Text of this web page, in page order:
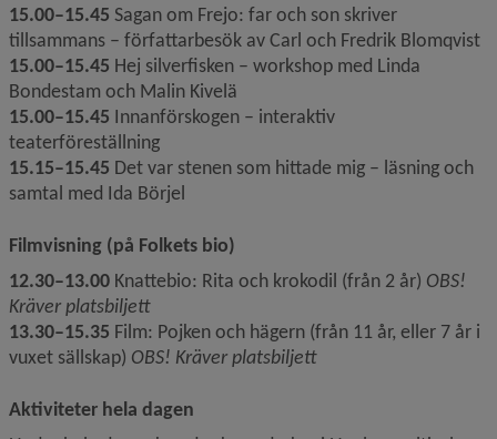
15.00–15.45 Sagan om Frejo: far och son skriver
tillsammans – författarbesök av Carl och Fredrik Blomqvist
15.00–15.45 Hej silverfisken – workshop med Linda
Bondestam och Malin Kivelä
15.00–15.45 Innanförskogen – interaktiv
teaterföreställning
15.15–15.45 Det var stenen som hittade mig – läsning och
samtal med Ida Börjel
Filmvisning (på Folkets bio)
12.30–13.00 Knattebio: Rita och krokodil (från 2 år) OBS!
Kräver platsbiljett
13.30–15.35 Film: Pojken och hägern (från 11 år, eller 7 år i
vuxet sällskap) OBS! Kräver platsbiljett
Aktiviteter hela dagen